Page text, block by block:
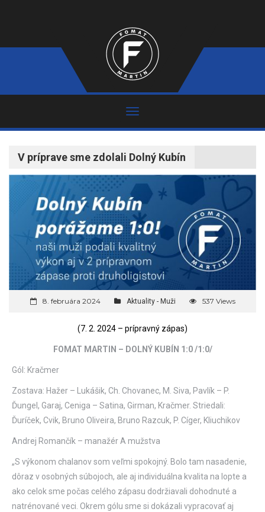
V príprave sme zdolali Dolný Kubín
8. februára 2024 Aktuality - Muži 537 Views
(7. 2. 2024 – prípravný zápas)
FOMAT MARTIN – DOLNÝ KUBÍN 1:0 /1:0/
Gól: Kračmer
Zostava: Hažer – Lukášik, Ch. Chovanec, M. Siva, Pavlík – P.
Ďungel, Garaj, Ceniga – Satina, Girman, Kračmer. Striedali:
Ďuríček, Cvik, Bruno Oliveira, Bruno Razcuk, P. Cíger, Kliuchikov
Andrej Romančík – manažér A mužstva
„S výkonom chalanov som veľmi spokojný. Bolo tam nasadenie,
dôraz v osobných súbojoch, ale aj individuálna kvalita na lopte a
ako celok sme počas celého zápasu dodržiavali dohodnuté a
natrénované veci. Okrem gólu sme si dokázali vypracovať aj